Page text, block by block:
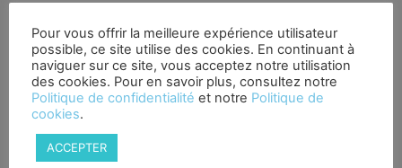
Produits similaires
Pour vous offrir la meilleure expérience utilisateur
possible, ce site utilise des cookies. En continuant à
naviguer sur ce site, vous acceptez notre utilisation
des cookies. Pour en savoir plus, consultez notre
Politique de confidentialité et notre Politique de
cookies.
ACCEPTER